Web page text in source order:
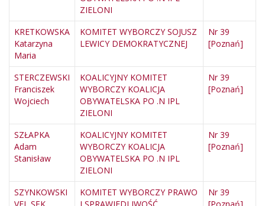
ZIELONI
KRETKOWSKA
Katarzyna
Maria
KOMITET WYBORCZY SOJUSZ
LEWICY DEMOKRATYCZNEJ
Nr 39
[Poznań]
STERCZEWSKI
Franciszek
Wojciech
KOALICYJNY KOMITET
WYBORCZY KOALICJA
OBYWATELSKA PO .N IPL
ZIELONI
Nr 39
[Poznań]
SZŁAPKA
Adam
Stanisław
KOALICYJNY KOMITET
WYBORCZY KOALICJA
OBYWATELSKA PO .N IPL
ZIELONI
Nr 39
[Poznań]
SZYNKOWSKI
KOMITET WYBORCZY PRAWO
Nr 39